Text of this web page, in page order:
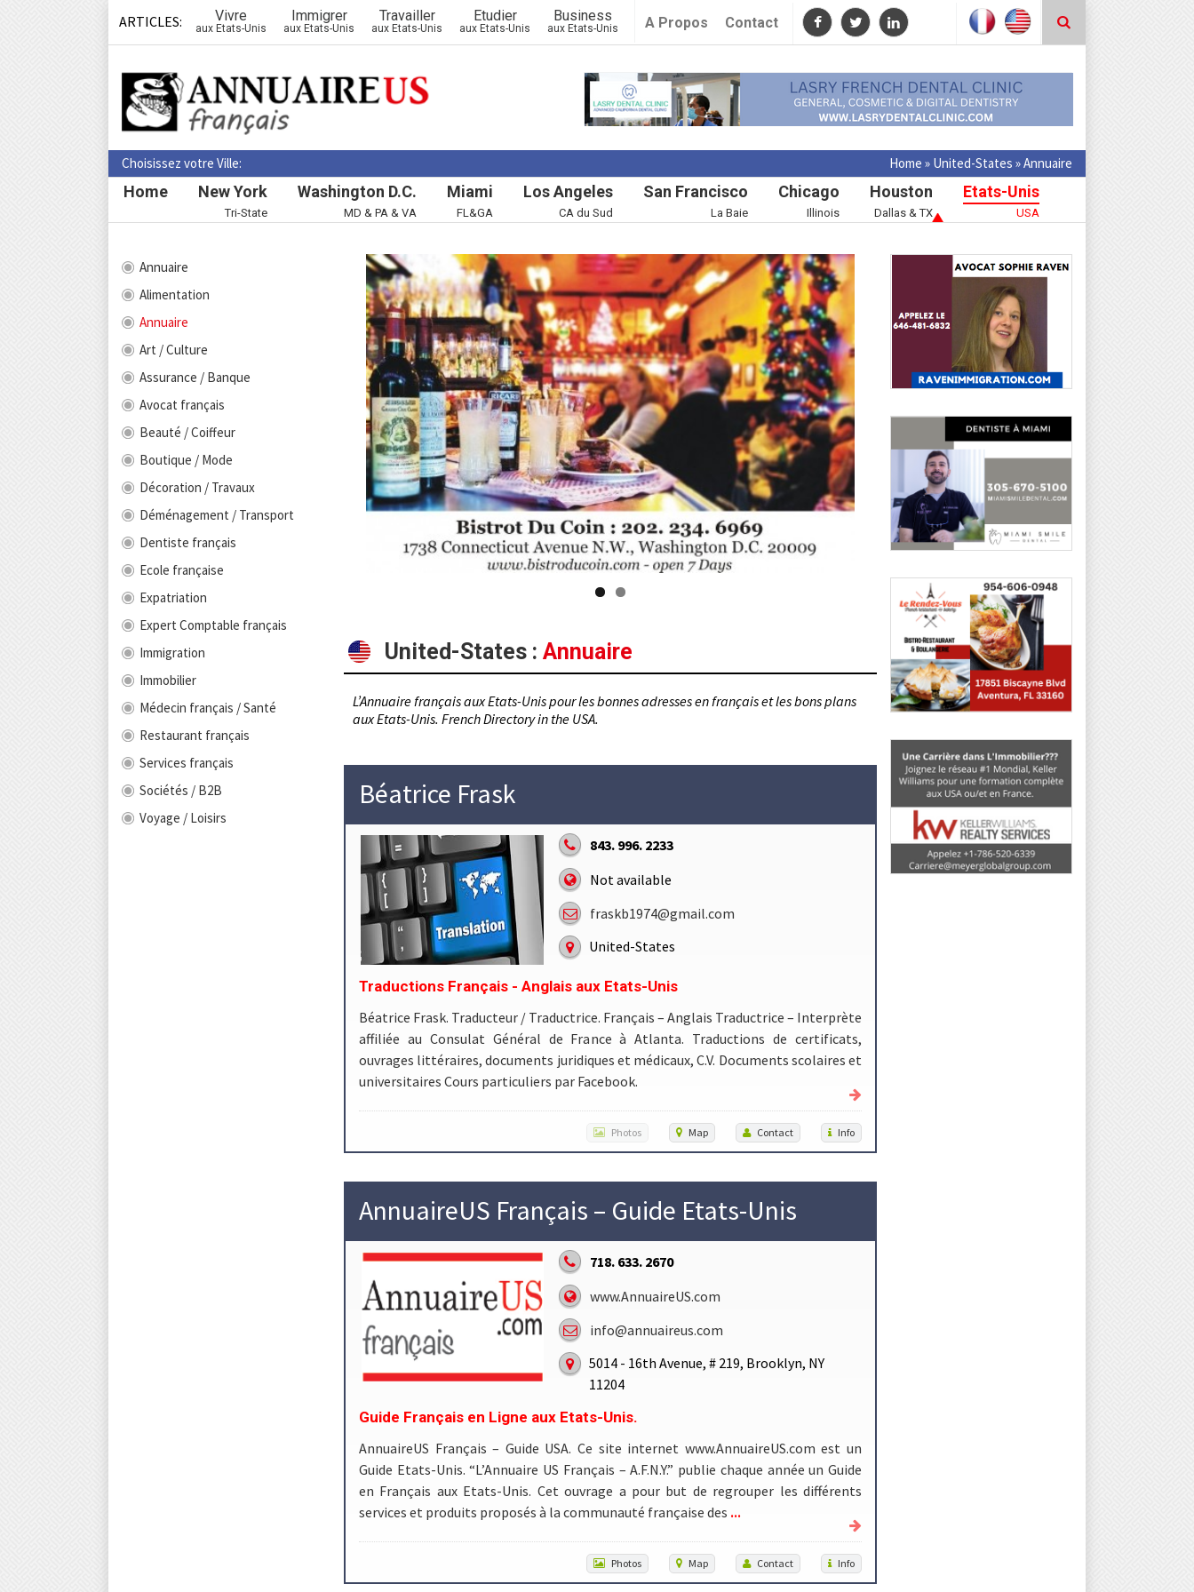
ARTICLES: Vivre
aux Etats-Unis
Immigrer
aux Etats-Unis
Travailler
aux Etats-Unis
Etudier
aux Etats-Unis
Business
aux Etats-Unis A Propos Contact
Choisissez votre Ville: Home » United-States »Annuaire
Home New York
Tri-State
Washington D.C.
MD & PA & VA
Miami
FL&GA
Los Angeles
CA du Sud
San Francisco
La Baie
Chicago
Illinois
Houston
Dallas & TX
Etats-Unis
USA
Annuaire
Alimentation
Annuaire
Art / Culture
Assurance / Banque
Avocat français
Beauté / Coiffeur
Boutique / Mode
Décoration / Travaux
Déménagement / Transport
Dentiste français
Ecole française
Expatriation
Expert Comptable français
Immigration
Immobilier
Médecin français / Santé
Restaurant français
Services français
Sociétés / B2B
Voyage / Loisirs
United-States : Annuaire
L’Annuaire français aux Etats-Unis pour les bonnes adresses en français et les bons plans
aux Etats-Unis. French Directory in the USA.
Béatrice Frask
843. 996. 2233
Not available
fraskb1974@gmail.com
United-States
Traductions Français - Anglais aux Etats-Unis
Béatrice Frask. Traducteur / Traductrice. Français – Anglais Traductrice – Interprète
affiliée au Consulat Général de France à Atlanta. Traductions de certificats,
ouvrages littéraires, documents juridiques et médicaux, C.V. Documents scolaires et
universitaires Cours particuliers par Facebook.
Photos Map Contact Info
AnnuaireUS Français – Guide Etats-Unis
718. 633. 2670
www.AnnuaireUS.com
info@annuaireus.com
5014 - 16th Avenue, # 219, Brooklyn, NY
11204
Guide Français en Ligne aux Etats-Unis.
AnnuaireUS Français – Guide USA. Ce site internet www.AnnuaireUS.com est un
Guide Etats-Unis. “L’Annuaire US Français – A.F.N.Y.” publie chaque année un Guide
en Français aux Etats-Unis. Cet ouvrage a pour but de regrouper les différents
services et produits proposés à la communauté française des ...
Photos Map Contact Info